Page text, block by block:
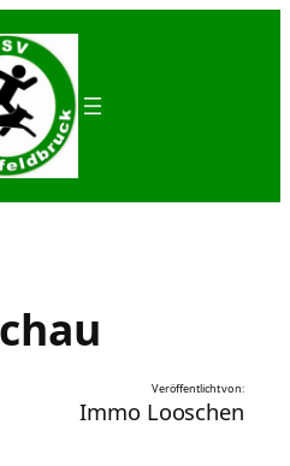
Veröffentlicht von:
Immo Looschen